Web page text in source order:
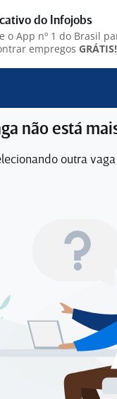
não está
outra
do Infojobs
o App nº 1 do Brasil
empregos